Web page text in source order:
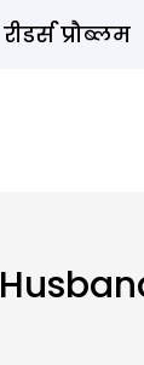
रीडर्स प्रौब्लम